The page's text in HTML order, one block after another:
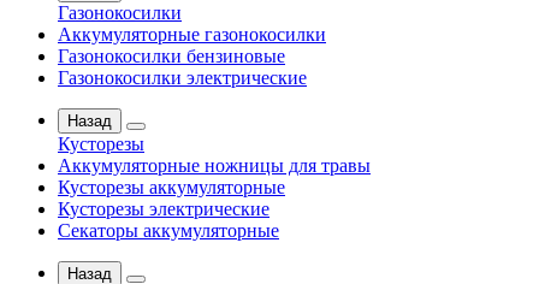
Газонокосилки
Аккумуляторные газонокосилки
Газонокосилки бензиновые
Газонокосилки электрические
Назад
Кусторезы
Аккумуляторные ножницы для травы
Кусторезы аккумуляторные
Кусторезы электрические
Секаторы аккумуляторные
Назад